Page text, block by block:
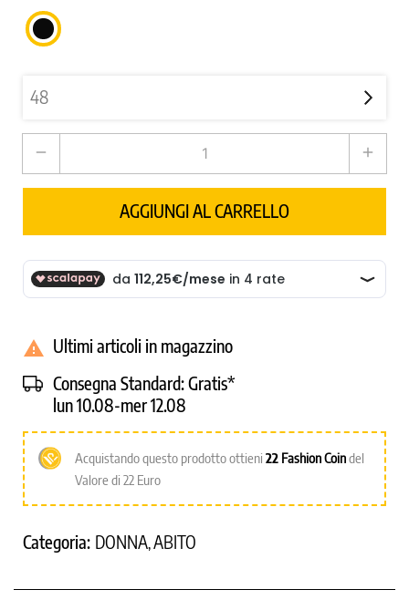
NERO
remove add
AGGIUNGI AL CARRELLO
 Ultimi articoli in magazzino
Consegna Standard:Gratis*
lun 10.08-mer 12.08
Acquistando questo prodotto ottieni 22 Fashion Coindel
Valore di 22 Euro
Categoria: DONNA,ABITO